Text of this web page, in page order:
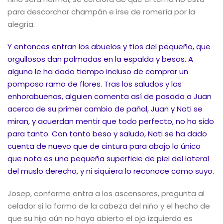
para descorchar champán e irse de romería por la
alegría.
Y entonces entran los abuelos y tíos del pequeño, que
orgullosos dan palmadas en la espalda y besos. A
alguno le ha dado tiempo incluso de comprar un
pomposo ramo de flores. Tras los saludos y las
enhorabuenas, alguien comenta así de pasada a Juan
acerca de su primer cambio de pañal, Juan y Nati se
miran, y acuerdan mentir que todo perfecto, no ha sido
para tanto. Con tanto beso y saludo, Nati se ha dado
cuenta de nuevo que de cintura para abajo lo único
que nota es una pequeña superficie de piel del lateral
del muslo derecho, y ni siquiera lo reconoce como suyo.
Josep, conforme entra a los ascensores, pregunta al
celador si la forma de la cabeza del niño y el hecho de
que su hijo aún no haya abierto el ojo izquierdo es